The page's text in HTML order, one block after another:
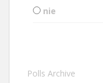
nie
Polls Archive